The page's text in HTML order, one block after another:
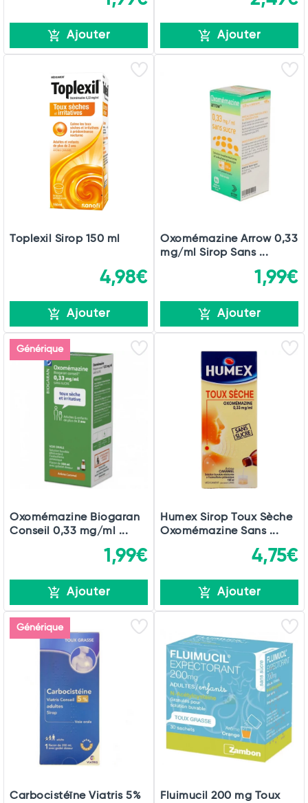
Ajouter Ajouter
Toplexil Sirop 150 ml
4,98€
Ajouter
Oxomémazine Arrow 0,33
mg/ml Sirop Sans ...
1,99€
Ajouter
Générique
Oxomémazine Biogaran
Conseil 0,33 mg/ml ...
1,99€
Ajouter
Humex Sirop Toux Sèche
Oxomémazine Sans ...
4,75€
Ajouter
Générique
Carbocistéïne Viatris 5%
Fluimucil 200 mg Toux